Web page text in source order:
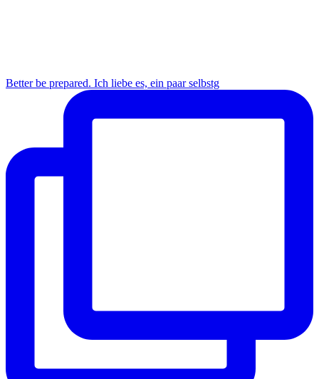
Better be prepared. Ich liebe es, ein paar selbstg